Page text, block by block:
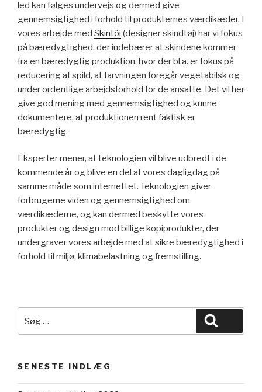
led kan følges undervejs og dermed give
gennemsigtighed i forhold til produkternes værdikæder. I
vores arbejde med Skintöi (designer skindtøj) har vi fokus
på bæredygtighed, der indebærer at skindene kommer
fra en bæredygtig produktion, hvor der bl.a. er fokus på
reducering af spild, at farvningen foregår vegetabilsk og
under ordentlige arbejdsforhold for de ansatte. Det vil her
give god mening med gennemsigtighed og kunne
dokumentere, at produktionen rent faktisk er
bæredygtig.
Eksperter mener, at teknologien vil blive udbredt i de
kommende år og blive en del af vores dagligdag på
samme måde som internettet. Teknologien giver
forbrugerne viden og gennemsigtighed om
værdikæderne, og kan dermed beskytte vores
produkter og design mod billige kopiprodukter, der
undergraver vores arbejde med at sikre bæredygtighed i
forhold til miljø, klimabelastning og fremstilling.
efter:
SENESTE INDLÆG